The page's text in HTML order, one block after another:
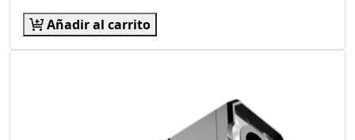
Añadir al carrito